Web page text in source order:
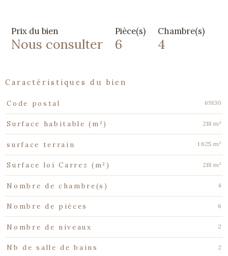
Prix du bien
Nous consulter
Pièce(s)
6
Chambre(s)
4
caractéristiques du bien
Caractéristiques Valeurs
Code postal 69130
Surface habitable (m²) 218 m²
surface terrain 1 625 m²
Surface loi Carrez (m²) 218 m²
Nombre de chambre(s) 4
Nombre de pièces 6
Nombre de niveaux 2
Nb de salle de bains 2